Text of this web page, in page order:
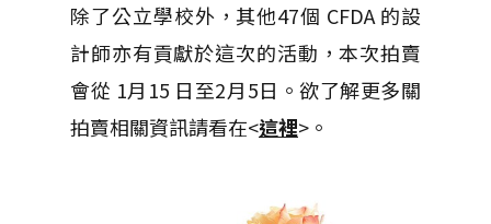
除了公立學校外，其他47個 CFDA 的設
計師亦有貢獻於這次的活動，本次拍賣
會從 1月15 日至2月5日。欲了解更多關
拍賣相關資訊請看在<這裡>。